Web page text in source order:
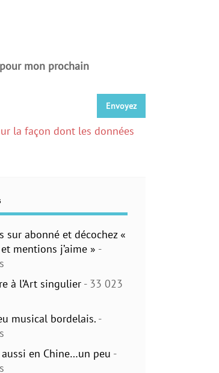
mon prochain
la façon dont les données
sur abonné et décochez «
mentions j’aime » -
à l’Art singulier - 33 023
musical bordelais. -
aussi en Chine…un peu -